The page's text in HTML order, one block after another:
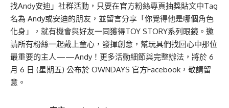
找Andy安迪」社群活動，只要在官方粉絲專頁抽獎貼文中Tag
名為 Andy或安迪的朋友，並留言分享「你覺得他是哪個角色
化身」，就有機會與好友一同獲得TOY STORY系列眼鏡。邀
請所有粉絲一起戴上童心，發揮創意，幫玩具們找回心中那位
最重要的主人——Andy！更多活動細節與完整辦法，將於 6
月 6 日 (星期五) 公布於 OWNDAYS 官方Facebook，敬請留
意。